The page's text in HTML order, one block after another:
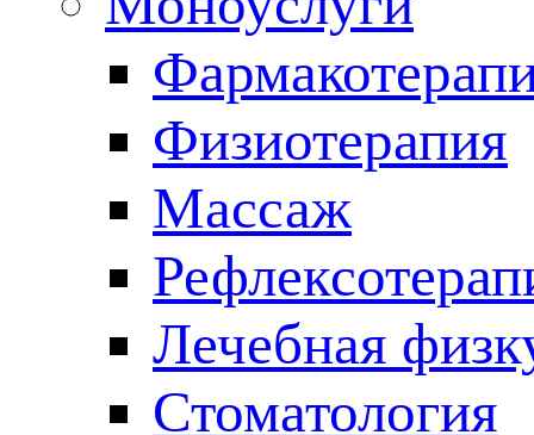
Физиотерапия
Массаж
Лечебная
Стоматология